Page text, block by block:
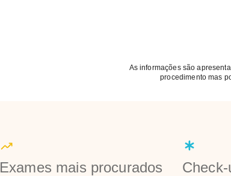
As informações são
procedimento mas
Exames mais procurados